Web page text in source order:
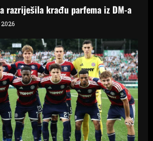
razriješila krađu parfema iz DM-a